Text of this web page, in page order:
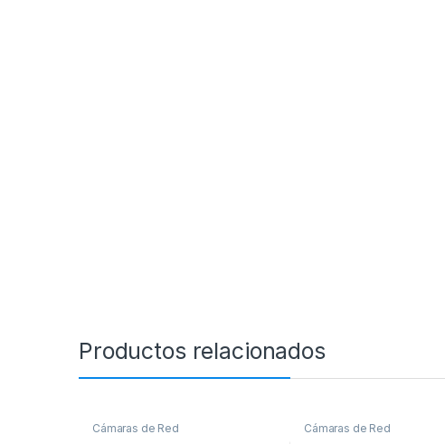
Productos relacionados
Cámaras de Red Cámaras de Red